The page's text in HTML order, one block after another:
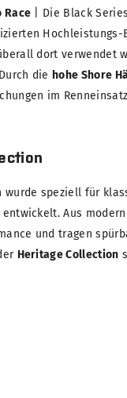
Race | Die Black
Hochleistungs-
dort verwendet
die hohe Shore
im
speziell für
entwickelt. Aus
und tragen
Heritage Collection